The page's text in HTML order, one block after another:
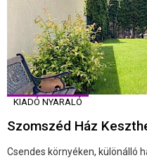
KIADÓ NYARALÓ
Szomszéd Ház
Csendes környéken, különálló